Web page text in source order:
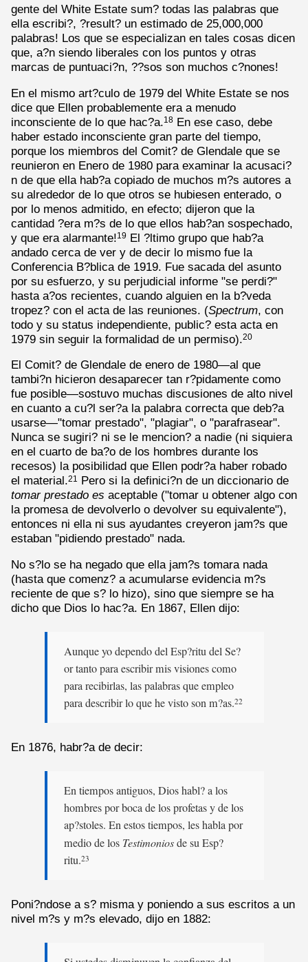
gente del White Estate sum? todas las palabras que
ella escribi?, ?result? un estimado de 25,000,000
palabras! Los que se especializan en tales cosas dicen
que, a?n siendo liberales con los puntos y otras
marcas de puntuaci?n, ??sos son muchos c?nones!
En el mismo art?culo de 1979 del White Estate se nos
dice que Ellen probablemente era a menudo
inconsciente de lo que hac?a.18 En ese caso, debe
haber estado inconsciente gran parte del tiempo,
porque los miembros del Comit? de Glendale que se
reunieron en Enero de 1980 para examinar la acusaci?
n de que ella hab?a copiado de muchos m?s autores a
su alrededor de lo que otros se hubiesen enterado, o
por lo menos admitido, en efecto; dijeron que la
cantidad ?era m?s de lo que ellos hab?an sospechado,
y que era alarmante!19 El ?ltimo grupo que hab?a
andado cerca de ver y de decir lo mismo fue la
Conferencia B?blica de 1919. Fue sacada del asunto
por su esfuerzo, y su perjudicial informe "se perdi?"
hasta a?os recientes, cuando alguien en la b?veda
tropez? con el acta de las reuniones. (Spectrum, con
todo y su status independiente, public? esta acta en
1979 sin seguir la formalidad de un permiso).20
El Comit? de Glendale de enero de 1980—al que
tambi?n hicieron desaparecer tan r?pidamente como
fue posible—sostuvo muchas discusiones de alto nivel
en cuanto a cu?l ser?a la palabra correcta que deb?a
usarse—"tomar prestado", "plagiar", o "parafrasear".
Nunca se sugiri? ni se le mencion? a nadie (ni siquiera
en el cuarto de ba?o de los hombres durante los
recesos) la posibilidad que Ellen podr?a haber robado
el material.21
Pero si la definici?n de un diccionario de
tomar prestado es aceptable ("tomar u obtener algo con
la promesa de devolverlo o devolver su equivalente"),
entonces ni ella ni sus ayudantes creyeron jam?s que
estaban "pidiendo prestado" nada.
No s?lo se ha negado que ella jam?s tomara nada
(hasta que comenz? a acumularse evidencia m?s
reciente de que s? lo hizo), sino que siempre se ha
dicho que Dios lo hac?a. En 1867, Ellen dijo:
Aunque yo dependo del Esp?ritu del Se?
or tanto para escribir mis visiones como
para recibirlas, las palabras que empleo
para describir lo que he visto son m?as.22
En 1876, habr?a de decir:
En tiempos antiguos, Dios habl? a los
hombres por boca de los profetas y de los
ap?stoles. En estos tiempos, les habla por
medio de los Testimoniosde su Esp?
ritu.23
Poni?ndose a s? misma y poniendo a sus escritos a un
nivel m?s y m?s elevado, dijo en 1882: